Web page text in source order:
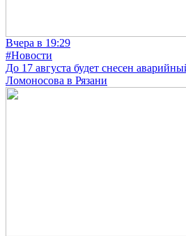
Вчера в 19:29
#Новости
До 17 августа будет снесен
Ломоносова в Рязани